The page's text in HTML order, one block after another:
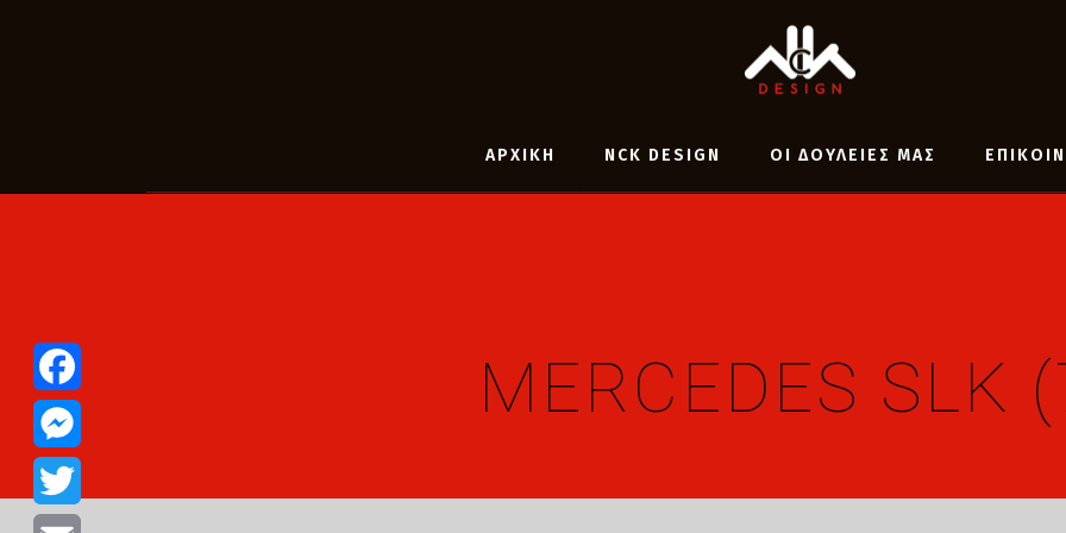
ΑΡΧΙΚΗ NCK DESIGN ΟΙ ΔΟΥΛΕΙΕΣ ΜΑΣ
MERCEDES SLK
Facebook
Messenger
Twitter